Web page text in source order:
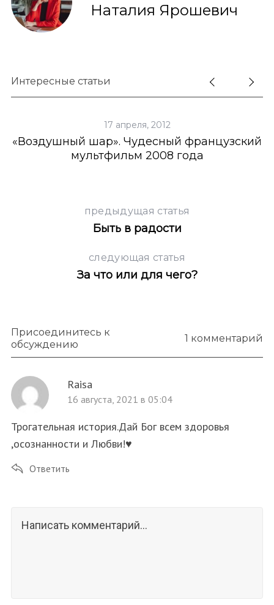
Наталия Ярошевич
Интересные статьи
17 апреля, 2012
«Воздушный шар». Чудесный французский
мультфильм 2008 года
предыдущая статья
Быть в радости
следующая статья
За что или для чего?
Присоединитесь к
обсуждению
1 комментарий
Raisa
16 августа, 2021 в 05:04
Трогательная история.Дай Бог всем здоровья
,осознанности и Любви!♥️
Ответить